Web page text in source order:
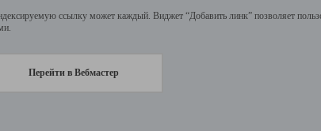
ссылку может каждый. Виджет “Добавить линк” позволяет
Перейти в Вебмастер